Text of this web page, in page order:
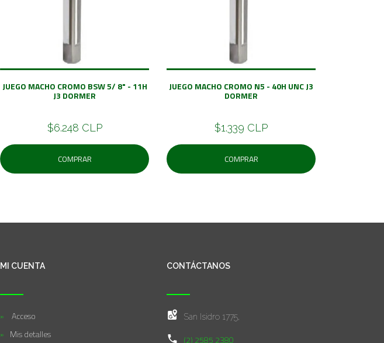
JUEGO MACHO CROMO BSW 5/ 8" - 11H
J3 DORMER
$6.248 CLP
COMPRAR
JUEGO MACHO CROMO N5 - 40H UNC J3
DORMER
$1.339 CLP
COMPRAR
MI CUENTA
Acceso
Mis detalles
CONTÁCTANOS
San Isidro 1775,
(2) 2585 2380